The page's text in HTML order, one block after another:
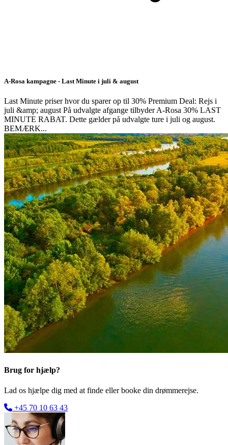
A-Rosa kampagne - Last Minute i juli & august
Last Minute priser hvor du sparer op til 30% Premium Deal: Rejs i
juli &amp; august På udvalgte afgange tilbyder A-Rosa 30% LAST
MINUTE RABAT. Dette gælder på udvalgte ture i juli og august.
BEMÆRK...
Brug for hjælp?
Lad os hjælpe dig med at finde eller booke din drømmerejse.
+45 70 10 63 43